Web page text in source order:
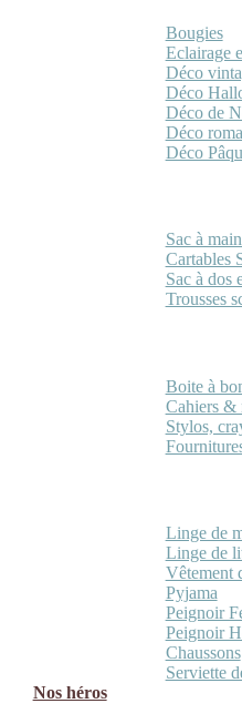
Bougies
Eclairage
Déco
Déco
Déco de
Déco
Déco
Sac à
Cartables
Sac à dos
Trousses
Boite à
Cahiers &
Stylos,
Linge de
Linge de
Vêtement
Pyjama
Peignoir
Peignoir
Chaussons
Serviette
Nos héros